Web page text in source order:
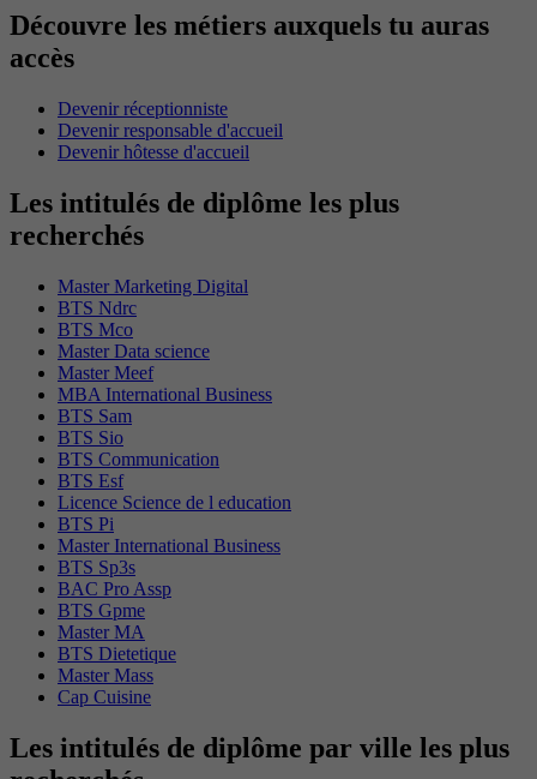
Découvre les métiers auxquels tu auras
accès
Devenir réceptionniste
Devenir responsable d'accueil
Devenir hôtesse d'accueil
Les intitulés de diplôme les plus
recherchés
Master Marketing Digital
BTS Ndrc
BTS Mco
Master Data science
Master Meef
MBA International Business
BTS Sam
BTS Sio
BTS Communication
BTS Esf
Licence Science de l education
BTS Pi
Master International Business
BTS Sp3s
BAC Pro Assp
BTS Gpme
Master MA
BTS Dietetique
Master Mass
Cap Cuisine
Les intitulés de diplôme par ville les plus